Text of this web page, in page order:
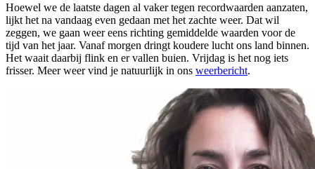
Hoewel we de laatste dagen al vaker tegen recordwaarden aanzaten,
lijkt het na vandaag even gedaan met het zachte weer. Dat wil
zeggen, we gaan weer eens richting gemiddelde waarden voor de
tijd van het jaar. Vanaf morgen dringt koudere lucht ons land binnen.
Het waait daarbij flink en er vallen buien. Vrijdag is het nog iets
frisser. Meer weer vind je natuurlijk in ons weerbericht.